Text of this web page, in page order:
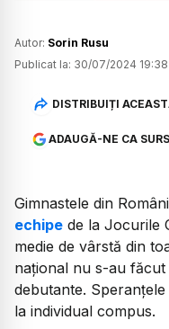
Autor: Sorin Rusu
Publicat la: 30/07/2024 19:38
DISTRIBUIȚI
ADAUGĂ-NE CA
Gimnastele din
echipe de la Jocurile
medie de vârstă din
național nu s-au
debutante.
la individual compus.